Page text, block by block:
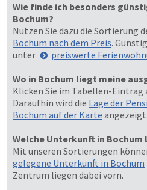
Wie finde ich besonders
Bochum?
Nutzen Sie dazu die Sortierung
Bochum nach dem Preis.
unter
preiswerte
Wo in Bochum liegt meine
Klicken Sie im Tabellen-Eintrag
Daraufhin wird die Lage der
Bochum auf der Karte angezeigt.
Welche Unterkunft in
Mit unseren Sortierungen
gelegene Unterkunft in Bochum
Zentrum liegen dabei vorn.